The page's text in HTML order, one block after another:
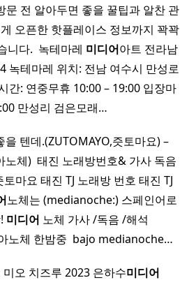
문 전 알아두면 좋을 꿀팁과 알찬 관
오픈한 핫플레이스 정보까지 꽉꽉
니다. ​ 녹테마레 미디어아트 전라남
녹테마레 위치: 전남 여수시 만성로
간: 연중무휴 10:00 – 19:00 입장마
만성리 검은모래…
텐데.(ZUTOMAYO,즛토마요) –
체) ​ 태진 노래방번호& 가사 독음
토마요 태진 TJ 노래방 번호 태진 TJ
노체는 (medianoche:) 스페인어로
미디어 노체 가사 /독음 /해석
노체 한밤중 ​ bajo medianoche…
미오 치즈루 2023 은하수미디어